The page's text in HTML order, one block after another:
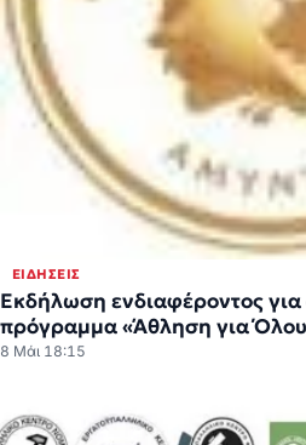
ΕΙΔΉΣΕΙΣ
Εκδήλωση ενδιαφέροντος
πρόγραμμα «Άθληση για
8 Μάι 18:15